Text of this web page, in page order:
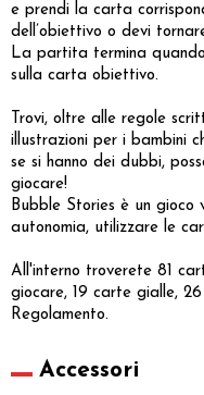
e prendi la carta
dell’obiettivo o devi
La partita termina
sulla carta obiettivo.
Trovi, oltre alle regole
illustrazioni per i bambini
se si hanno dei dubbi,
giocare!
Bubble Stories è un gioco
autonomia, utilizzare le
All'interno troverete 81
giocare, 19 carte gialle,
Regolamento.
Accessori